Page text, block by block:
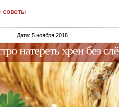
советы
Дата: 5 ноября 2018
натереть хрен без